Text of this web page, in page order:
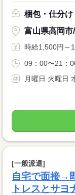
梱包・仕分け
富山県高岡市
時給1,500円～
09：00〜21：
月曜日 火曜日
[一般派遣]
自宅で面接→
トレスとサヨ